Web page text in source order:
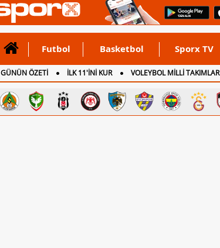
Futbol Basketbol Sporx TV
GÜNÜN ÖZETİ İLK 11'İNİ KUR VOLEYBOL MİLLİ TAKIMLAR
CANLI ANLATIM
İNGİLTERE